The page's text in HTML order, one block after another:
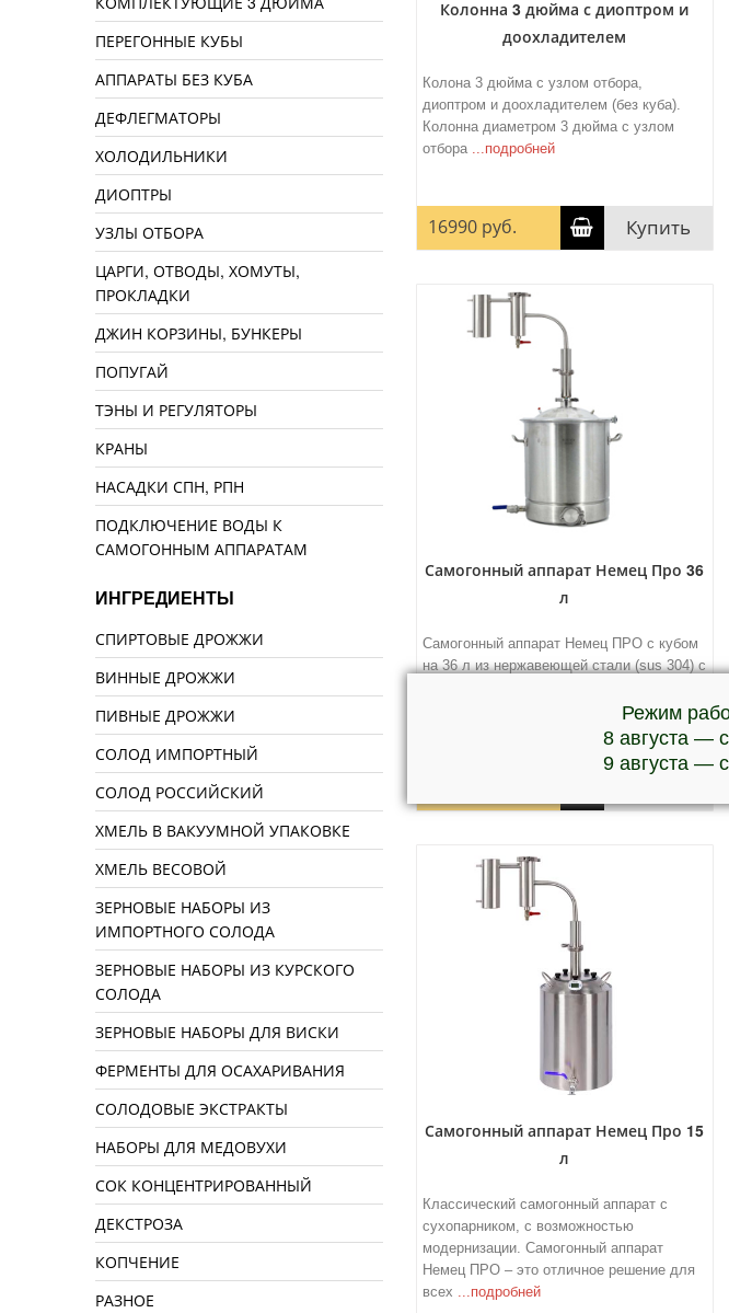
Колонна 3 дюйма с диоптром и
доохладителем
Колона 3 дюйма с узлом отбора,
диоптром и доохладителем (без куба).
Колонна диаметром 3 дюйма с узлом
отбора ...подробней
16990 руб. Купить
Самогонный аппарат Немец Про 36
л
Самогонный аппарат Немец ПРО с кубом
на 36 л из нержавеющей стали (sus 304) с
Самогонный аппарат Немец Про 15
л
Классический самогонный аппарат с
сухопарником, с возможностью
модернизации. Самогонный аппарат
Немец ПРО – это отличное решение для
всех ...подробней
ПЕРЕГОННЫЕ КУБЫ
АППАРАТЫ БЕЗ КУБА
ДЕФЛЕГМАТОРЫ
ХОЛОДИЛЬНИКИ
ДИОПТРЫ
УЗЛЫ ОТБОРА
ЦАРГИ, ОТВОДЫ, ХОМУТЫ,
ПРОКЛАДКИ
ДЖИН КОРЗИНЫ, БУНКЕРЫ
ПОПУГАЙ
ТЭНЫ И РЕГУЛЯТОРЫ
КРАНЫ
НАСАДКИ СПН, РПН
ПОДКЛЮЧЕНИЕ ВОДЫ К
САМОГОННЫМ АППАРАТАМ
ИНГРЕДИЕНТЫ
СПИРТОВЫЕ ДРОЖЖИ
ВИННЫЕ ДРОЖЖИ
ПИВНЫЕ ДРОЖЖИ
СОЛОД ИМПОРТНЫЙ
СОЛОД РОССИЙСКИЙ
ХМЕЛЬ В ВАКУУМНОЙ УПАКОВКЕ
ХМЕЛЬ ВЕСОВОЙ
ЗЕРНОВЫЕ НАБОРЫ ИЗ
ИМПОРТНОГО СОЛОДА
ЗЕРНОВЫЕ НАБОРЫ ИЗ КУРСКОГО
СОЛОДА
ЗЕРНОВЫЕ НАБОРЫ ДЛЯ ВИСКИ
ФЕРМЕНТЫ ДЛЯ ОСАХАРИВАНИЯ
СОЛОДОВЫЕ ЭКСТРАКТЫ
НАБОРЫ ДЛЯ МЕДОВУХИ
СОК КОНЦЕНТРИРОВАННЫЙ
ДЕКСТРОЗА
КОПЧЕНИЕ
РАЗНОЕ
Режим
8 августа —
9 августа —